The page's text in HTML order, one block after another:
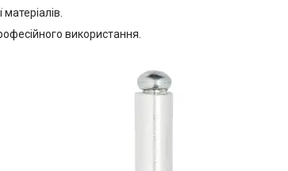
використання.